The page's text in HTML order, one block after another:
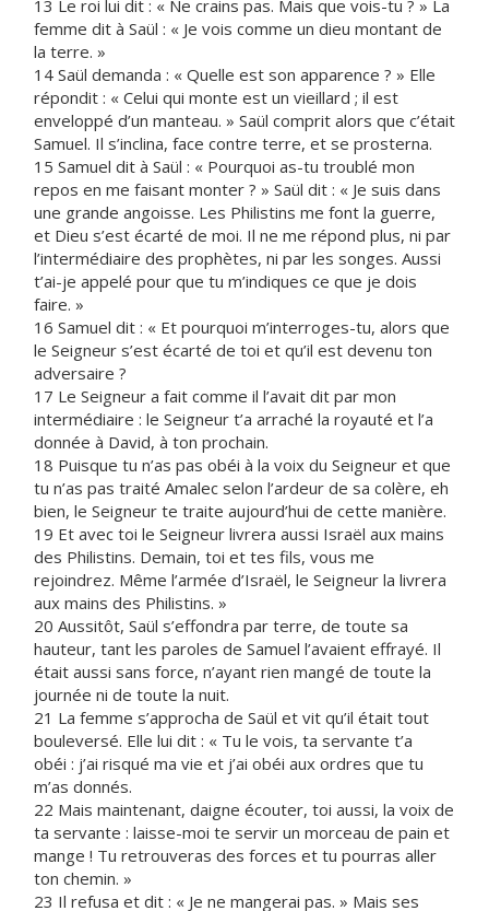
13 Le roi lui dit : « Ne crains pas. Mais que vois-tu ? » La
femme dit à Saül : « Je vois comme un dieu montant de
la terre. »
14 Saül demanda : « Quelle est son apparence ? » Elle
répondit : « Celui qui monte est un vieillard ; il est
enveloppé d’un manteau. » Saül comprit alors que c’était
Samuel. Il s’inclina, face contre terre, et se prosterna.
15 Samuel dit à Saül : « Pourquoi as-tu troublé mon
repos en me faisant monter ? » Saül dit : « Je suis dans
une grande angoisse. Les Philistins me font la guerre,
et Dieu s’est écarté de moi. Il ne me répond plus, ni par
l’intermédiaire des prophètes, ni par les songes. Aussi
t’ai-je appelé pour que tu m’indiques ce que je dois
faire. »
16 Samuel dit : « Et pourquoi m’interroges-tu, alors que
le Seigneur s’est écarté de toi et qu’il est devenu ton
adversaire ?
17 Le Seigneur a fait comme il l’avait dit par mon
intermédiaire : le Seigneur t’a arraché la royauté et l’a
donnée à David, à ton prochain.
18 Puisque tu n’as pas obéi à la voix du Seigneur et que
tu n’as pas traité Amalec selon l’ardeur de sa colère, eh
bien, le Seigneur te traite aujourd’hui de cette manière.
19 Et avec toi le Seigneur livrera aussi Israël aux mains
des Philistins. Demain, toi et tes fils, vous me
rejoindrez. Même l’armée d’Israël, le Seigneur la livrera
aux mains des Philistins. »
20 Aussitôt, Saül s’effondra par terre, de toute sa
hauteur, tant les paroles de Samuel l’avaient effrayé. Il
était aussi sans force, n’ayant rien mangé de toute la
journée ni de toute la nuit.
21 La femme s’approcha de Saül et vit qu’il était tout
bouleversé. Elle lui dit : « Tu le vois, ta servante t’a
obéi : j’ai risqué ma vie et j’ai obéi aux ordres que tu
m’as donnés.
22 Mais maintenant, daigne écouter, toi aussi, la voix de
ta servante : laisse-moi te servir un morceau de pain et
mange ! Tu retrouveras des forces et tu pourras aller
ton chemin. »
23 Il refusa et dit : « Je ne mangerai pas. » Mais ses